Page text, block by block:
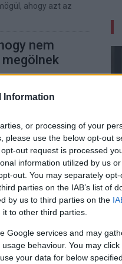
Information
or processing of your
please use the below opt-out
out request is processed
information utilized by us
out. You may separately
parties on the IAB’s list of
by us to third parties on the
to other third parties.
Google services and may
behaviour. You may
your data for below
ahogy azt az
nem
húztak
robotjai. Vagy
a CES